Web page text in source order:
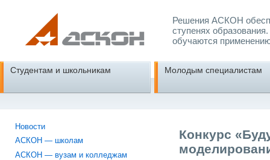
Решения АСКОН
ступенях
обучаются
Студентам и школьникам Молодым специалистам
Новости
АСКОН — школам
АСКОН — вузам и колледжам
Конкурс